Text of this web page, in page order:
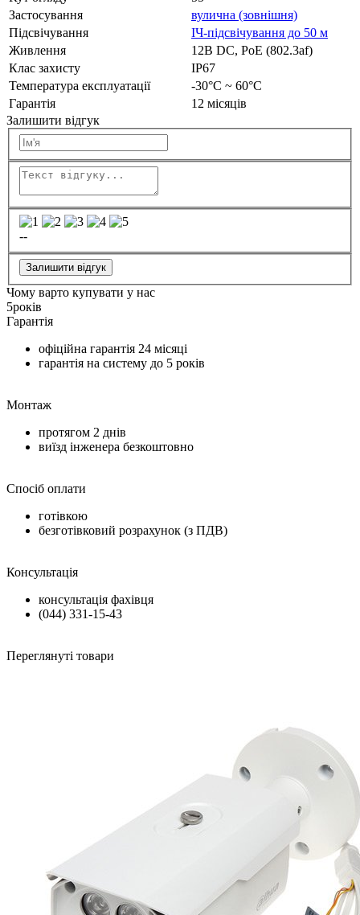
Застосування
вулична (зовнішня)
Підсвічування
ІЧ-підсвічування до 50 м
Живлення
12В DC, РоЕ (802.3af)
Клас захисту
IP67
Температура експлуатації
-30°C ~ 60°C
Гарантія
12 місяців
Залишити відгук
--
Залишити відгук
Чому варто купувати у нас
5років
Гарантія
офіційна гарантія 24 місяці
гарантія на систему до 5 років
Монтаж
протягом 2 днів
виїзд інженера безкоштовно
Спосіб оплати
готівкою
безготівковий розрахунок (з ПДВ)
Консультація
консультація фахівця
(044) 331-15-43
Переглянуті товари